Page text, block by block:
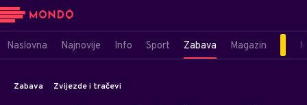
Naslovna Najnovije Info Sport Zabava Magazin
Zabava Zvijezde i tračevi